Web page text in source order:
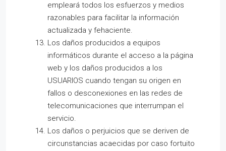
empleará todos los esfuerzos y medios
razonables para facilitar la información
actualizada y fehaciente.
Los daños producidos a equipos
informáticos durante el acceso a la página
web y los daños producidos a los
USUARIOS cuando tengan su origen en
fallos o desconexiones en las redes de
telecomunicaciones que interrumpan el
servicio.
Los daños o perjuicios que se deriven de
circunstancias acaecidas por caso fortuito